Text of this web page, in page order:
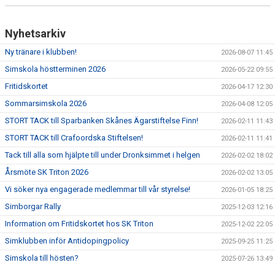
Nyhetsarkiv
Ny tränare i klubben! 2026-08-07 11:45
Simskola höstterminen 2026 2026-05-22 09:55
Fritidskortet 2026-04-17 12:30
Sommarsimskola 2026 2026-04-08 12:05
STORT TACK till Sparbanken Skånes Ägarstiftelse Finn! 2026-02-11 11:43
STORT TACK till Crafoordska Stiftelsen! 2026-02-11 11:41
Tack till alla som hjälpte till under Dronksimmet i helgen 2026-02-02 18:02
Årsmöte SK Triton 2026 2026-02-02 13:05
Vi söker nya engagerade medlemmar till vår styrelse! 2026-01-05 18:25
Simborgar Rally 2025-12-03 12:16
Information om Fritidskortet hos SK Triton 2025-12-02 22:05
Simklubben inför Antidopingpolicy 2025-09-25 11:25
Simskola till hösten? 2025-07-26 13:49